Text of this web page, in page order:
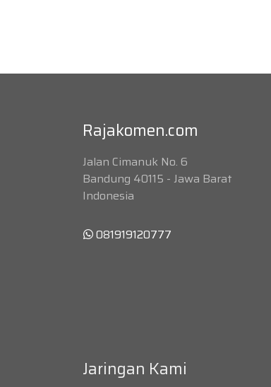
Rajakomen.com
Jalan Cimanuk No. 6
Bandung 40115 - Jawa Barat
Indonesia
081919120777
Jaringan Kami